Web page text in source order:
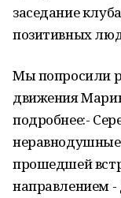
заседание
позитивных
Мы попросили
движения
подробнее:-
прошедшей
направлением